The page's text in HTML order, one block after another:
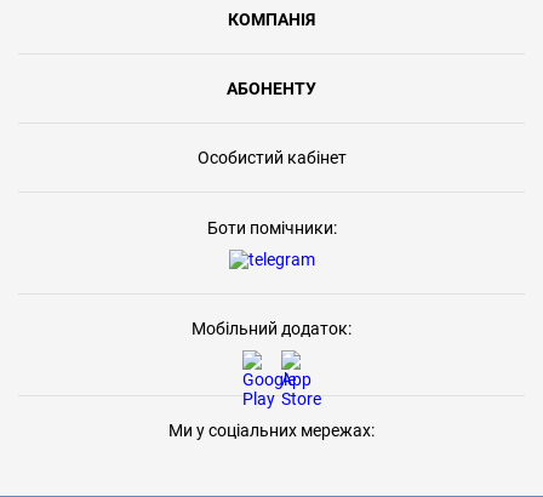
КОМПАНІЯ
АБОНЕНТУ
Особистий кабінет
Боти помічники:
Мобільний додаток:
Ми у соціальних мережах: